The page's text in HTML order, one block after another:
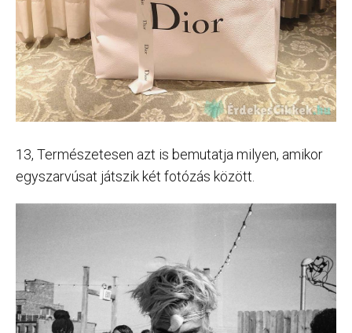
13, Természetesen azt is bemutatja milyen, amikor
egyszarvúsat játszik két fotózás között.